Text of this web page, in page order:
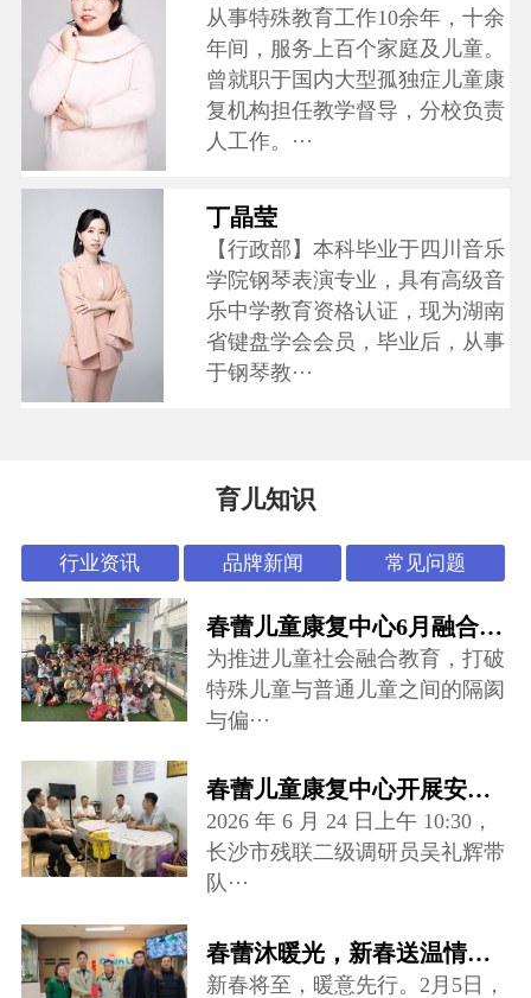
从事特殊教育工作10余年，十余
年间，服务上百个家庭及儿童。
曾就职于国内大型孤独症儿童康
复机构担任教学督导，分校负责
人工作。···
丁晶莹
【行政部】本科毕业于四川音乐
学院钢琴表演专业，具有高级音
乐中学教育资格认证，现为湖南
省键盘学会会员，毕业后，从事
于钢琴教···
育儿知识
行业资讯 品牌新闻 常见问题
春蕾儿童康复中心6月融合活动：“怪可爱市集”开张啦~
为推进儿童社会融合教育，打破
特殊儿童与普通儿童之间的隔阂
与偏···
春蕾儿童康复中心开展安全专项督导检查
2026 年 6 月 24 日上午 10:30，
长沙市残联二级调研员吴礼辉带
队···
春蕾沐暖光，新春送温情——爱心慰问走进儿童康复中心
新春将至，暖意先行。2月5日，